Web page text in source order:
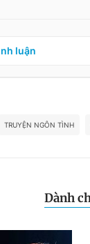
luận
TRUYỆN NGÔN TÌNH